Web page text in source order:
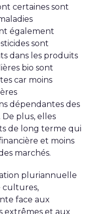
certaines sont
également
sont
dans les produits
bio sont
car moins
dépendantes des
plus, elles
de long terme qui
et moins
marchés.
pluriannuelle
cultures,
face aux
extrêmes et aux